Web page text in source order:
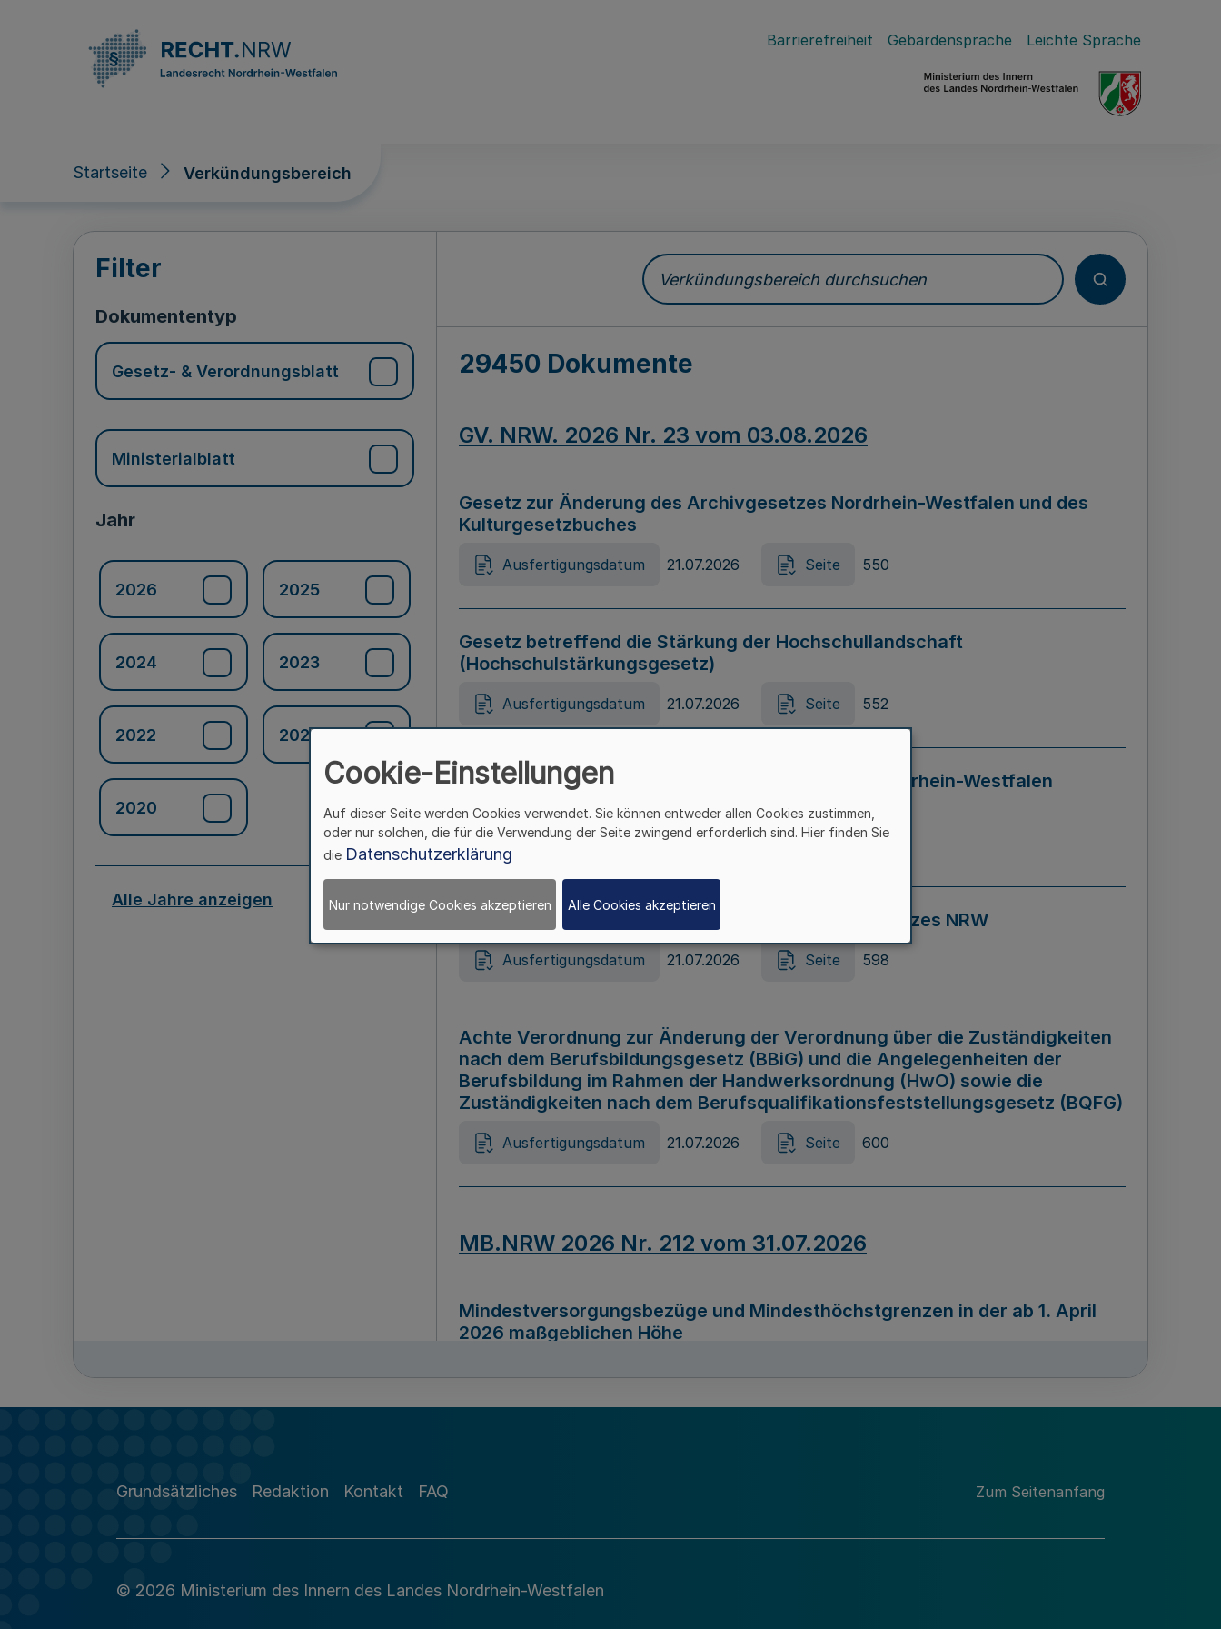
Barrierefreiheit Gebärdensprache Leichte Sprache
Startseite Verkündungsbereich
Verkündungsbereich
Filter
Dokumententyp
Gesetz- & Verordnungsblatt
Ministerialblatt
Jahr
2026 2025
2024 2023
2022 2021
2020
Alle Jahre anzeigen
Verkündungsbereich durchsuchen
29450 Dokumente
GV. NRW. 2026 Nr. 23 vom 03.08.2026
Gesetz zur Änderung des Archivgesetzes Nordrhein-Westfalen und des
Kulturgesetzbuches
Ausfertigungsdatum 21.07.2026 Seite 550
Gesetz betreffend die Stärkung der Hochschullandschaft
(Hochschulstärkungsgesetz)
Ausfertigungsdatum 21.07.2026 Seite 552
Gesetz zur Vermeidung von Diskriminierung in Nordrhein-Westfalen
(Landesantidiskriminierungsgesetz – LADG NRW)
Ausfertigungsdatum 21.07.2026 Seite 595
Gesetz zur Änderung des Online-Casinospiel Gesetzes NRW
Ausfertigungsdatum 21.07.2026 Seite 598
Achte Verordnung zur Änderung der Verordnung über die Zuständigkeiten
nach dem Berufsbildungsgesetz (BBiG) und die Angelegenheiten der
Berufsbildung im Rahmen der Handwerksordnung (HwO) sowie die
Zuständigkeiten nach dem Berufsqualifikationsfeststellungsgesetz (BQFG)
Ausfertigungsdatum 21.07.2026 Seite 600
MB.NRW 2026 Nr. 212 vom 31.07.2026
Mindestversorgungsbezüge und Mindesthöchstgrenzen in der ab 1. April
2026 maßgeblichen Höhe
Richtlinie zur Durchführung des Förderprogramms „Mittelstand Innovativ &
Grundsätzliches Redaktion Kontakt FAQ Zum Seitenanfang
© 2026 Ministerium des Innern des Landes Nordrhein-Westfalen
Cookie-Einstellungen
Auf dieser Seite werden Cookies verwendet. Sie können entweder allen Cookies zustimmen,
oder nur solchen, die für die Verwendung der Seite zwingend erforderlich sind. Hier finden Sie
die Datenschutzerklärung
Nur notwendige Cookies akzeptieren Alle Cookies akzeptieren